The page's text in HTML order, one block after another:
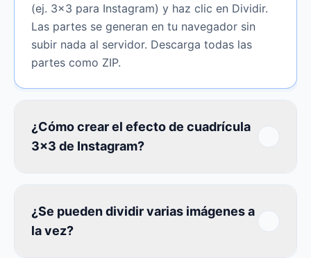
(ej. 3×3 para Instagram) y haz clic en Dividir.
Las partes se generan en tu navegador sin
subir nada al servidor. Descarga todas las
partes como ZIP.
¿Cómo crear el efecto de cuadrícula
3×3 de Instagram?
¿Se pueden dividir varias imágenes a
la vez?